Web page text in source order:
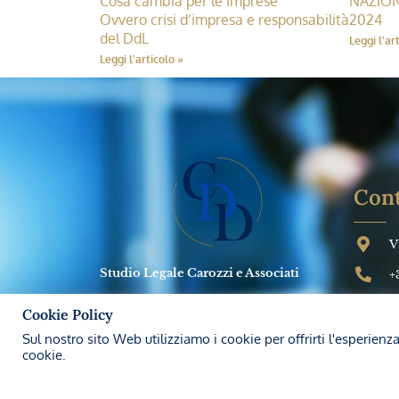
Ovvero crisi d’impresa e responsabilità
del DdL
Leggi l'articolo »
2024
Leggi
Studio Legale Carozzi e Associati
consulenza di alto livello in materia di
responsabilità amministrativa degli enti
Cookie Policy
Sul nostro sito Web utilizziamo i cookie per offrirti
cookie.